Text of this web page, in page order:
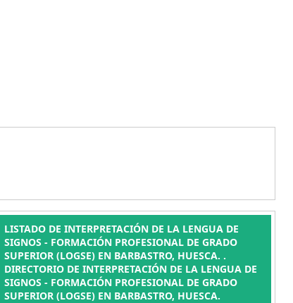
LISTADO DE INTERPRETACIÓN DE LA LENGUA DE
SIGNOS - FORMACIÓN PROFESIONAL DE GRADO
SUPERIOR (LOGSE) EN BARBASTRO, HUESCA. .
DIRECTORIO DE INTERPRETACIÓN DE LA LENGUA DE
SIGNOS - FORMACIÓN PROFESIONAL DE GRADO
SUPERIOR (LOGSE) EN BARBASTRO, HUESCA.